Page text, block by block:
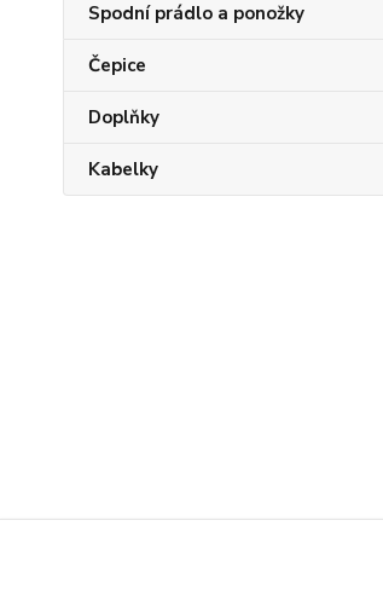
Spodní prádlo a ponožky
Čepice
Doplňky
Kabelky